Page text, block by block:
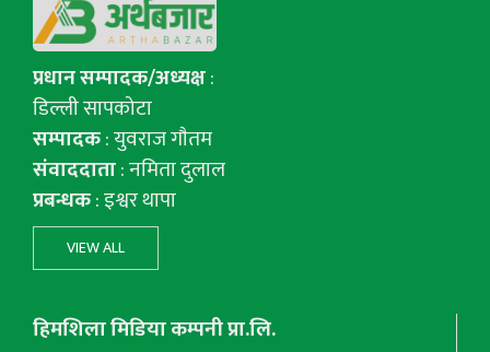
प्रधान सम्पादक/अध्यक्ष:
डिल्ली सापकोटा
सम्पादक: युवराज गाैतम
संवाददाता: नमिता दुलाल
प्रबन्धक: इश्वर थापा
VIEW ALL
हिमशिला मिडिया कम्पनी प्रा.लि.